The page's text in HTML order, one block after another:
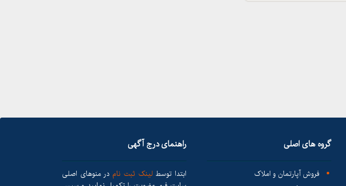
گروه های اصلی
فروش آپارتمان و املاک
راهنمای درج آگهی
ابتدا توسط لینک ثبت نام در منوهای اصلی